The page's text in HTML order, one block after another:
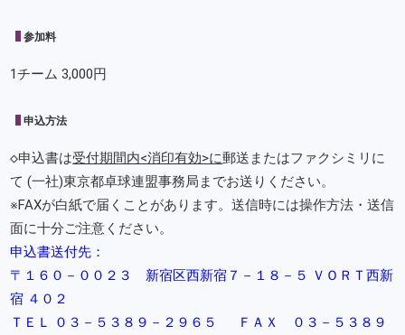
参加料
1チーム 3,000円
申込方法
◇申込書は受付期間内<消印有効>に郵送またはファクシミリに
て (一社)東京都卓球連盟事務局までお送りください。
※FAXが白紙で届くことがあります。送信時には操作方法・送信
面に十分ご注意ください。
申込書送付先：
〒１６０－００２３ 新宿区西新宿７－１８－５ ＶＯＲＴ西新
宿 ４０２
ＴＥＬ ０３－５３８９－２９６５ ＦＡＸ ０３－５３８９